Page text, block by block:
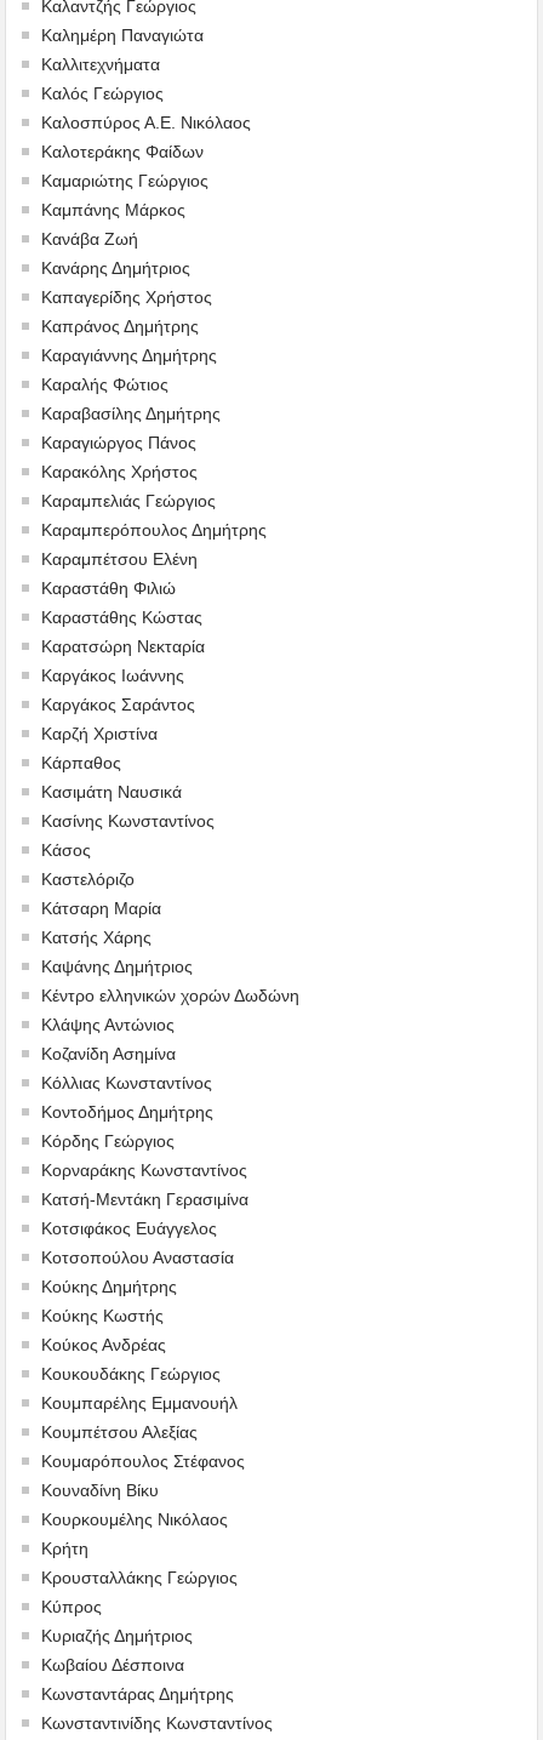
Καλαντζής Γεώργιος
Καλημέρη Παναγιώτα
Καλλιτεχνήματα
Καλός Γεώργιος
Καλοσπύρος Α.Ε. Νικόλαος
Καλοτεράκης Φαίδων
Καμαριώτης Γεώργιος
Καμπάνης Μάρκος
Κανάβα Ζωή
Κανάρης Δημήτριος
Καπαγερίδης Χρήστος
Καπράνος Δημήτρης
Καραγιάννης Δημήτρης
Καραλής Φώτιος
Καραβασίλης Δημήτρης
Καραγιώργος Πάνος
Καρακόλης Χρήστος
Καραμπελιάς Γεώργιος
Καραμπερόπουλος Δημήτρης
Καραμπέτσου Ελένη
Καραστάθη Φιλιώ
Καραστάθης Κώστας
Καρατσώρη Νεκταρία
Καργάκος Ιωάννης
Καργάκος Σαράντος
Καρζή Χριστίνα
Κάρπαθος
Κασιμάτη Ναυσικά
Κασίνης Κωνσταντίνος
Κάσος
Καστελόριζο
Κάτσαρη Μαρία
Κατσής Χάρης
Καψάνης Δημήτριος
Κέντρο ελληνικών χορών Δωδώνη
Κλάψης Αντώνιος
Κοζανίδη Ασημίνα
Κόλλιας Κωνσταντίνος
Κοντοδήμος Δημήτρης
Κόρδης Γεώργιος
Κορναράκης Κωνσταντίνος
Κατσή-Μεντάκη Γερασιμίνα
Κοτσιφάκος Ευάγγελος
Κοτσοπούλου Αναστασία
Κούκης Δημήτρης
Κούκης Κωστής
Κούκος Ανδρέας
Κουκουδάκης Γεώργιος
Κουμπαρέλης Εμμανουήλ
Κουμπέτσου Αλεξίας
Κουμαρόπουλος Στέφανος
Κουναδίνη Βίκυ
Κουρκουμέλης Νικόλαος
Κρήτη
Κρουσταλλάκης Γεώργιος
Κύπρος
Κυριαζής Δημήτριος
Κωβαίου Δέσποινα
Κωνσταντάρας Δημήτρης
Κωνσταντινίδης Κωνσταντίνος